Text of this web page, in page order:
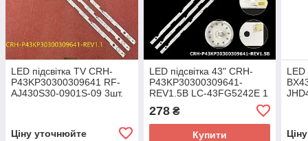
LED підсвітка TV CRH-
P43KP30300309641 RF-
AJ430S30-0901S-09 3шт.
Ціну уточнюйте
LED підсвітка 43" CRH-
P43KP30300309641-
REV1.5B LC-43FG5242E 1
278₴
Купити
LED